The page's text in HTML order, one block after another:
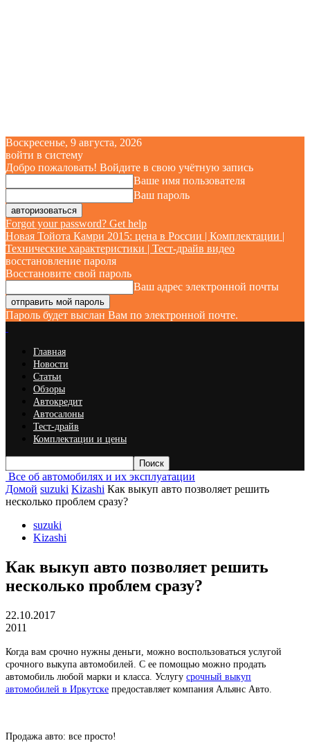
Воскресенье, 9 августа, 2026
войти в систему
Добро пожаловать! Войдите в свою учётную запись
Ваше имя пользователя
Ваш пароль
Forgot your password? Get help
Новая Тойота Камри 2015: цена в России | Комплектации |
Технические характеристики | Тест-драйв видео
восстановление пароля
Восстановите свой пароль
Ваш адрес электронной почты
Пароль будет выслан Вам по электронной почте.
Главная
Новости
Статьи
Обзоры
Автокредит
Автосалоны
Тест-драйв
Комплектации и цены
Все об автомобилях и их эксплуатации
Домой suzuki Kizashi Как выкуп авто позволяет решить
несколько проблем сразу?
suzuki
Kizashi
Как выкуп авто позволяет решить
несколько проблем сразу?
22.10.2017
2011
Когда вам срочно нужны деньги, можно воспользоваться услугой
срочного выкупа автомобилей. С ее помощью можно продать
автомобиль любой марки и класса. Услугу срочный выкуп
автомобилей в Иркутске предоставляет компания Альянс Авто.
Продажа авто: все просто!